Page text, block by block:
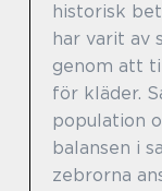
historisk
har varit av
genom att
för kläder.
population
balansen i
zebrorna